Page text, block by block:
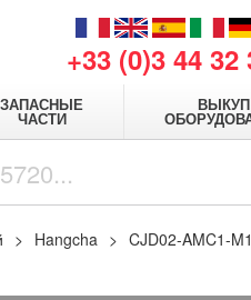
+33 (0)3 44 32
ЗАПАСНЫЕ
ЧАСТИ
ВЫКУП
Hangcha CJD02-AMC1-